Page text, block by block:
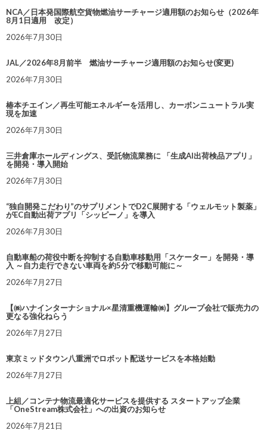
NCA／日本発国際航空貨物燃油サーチャージ適用額のお知らせ（2026年
8月1日適用 改定）
2026年7月30日
JAL／2026年8月前半 燃油サーチャージ適用額のお知らせ(変更)
2026年7月30日
椿本チエイン／再生可能エネルギーを活用し、カーボンニュートラル実
現を加速
2026年7月30日
三井倉庫ホールディングス、受託物流業務に 「生成AI出荷検品アプリ」
を開発・導入開始
2026年7月30日
“独自開発こだわり”のサプリメントでD2C展開する「ウェルモット製薬」
がEC自動出荷アプリ「シッピーノ」を導入
2026年7月30日
自動車船の荷役中断を抑制する自動車移動用「スケーター」を開発・導
入 ～自力走行できない車両を約5分で移動可能に～
2026年7月27日
【㈱ハナインターナショナル×星清重機運輸㈱】グループ会社で販売力の
更なる強化ねらう
2026年7月27日
東京ミッドタウン八重洲でロボット配送サービスを本格始動
2026年7月27日
上組／コンテナ物流最適化サービスを提供する スタートアップ企業
「OneStream株式会社」への出資のお知らせ
2026年7月21日